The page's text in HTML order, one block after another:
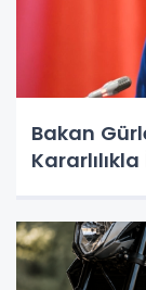
Bakan